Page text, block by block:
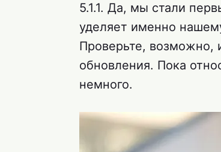
5.1.1. Да, мы стали
уделяет именно
Проверьте, возможно,
обновления. Пока
немного.